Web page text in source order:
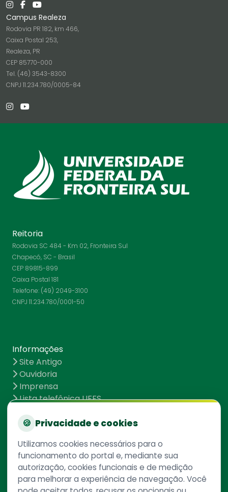
Campus Realeza
Rodovia PR 182, km 466,
Caixa Postal 253,
Realeza, PR
CEP 85770-000
Tel. (46) 3543-8300
CNPJ 11.234.780/0005-84
Reitoria
Rodovia SC 484 - Km 02, Fronteira Sul
Chapecó, SC - Brasil
CEP 89815-899
Caixa Postal 181
Telefone: (49) 2049-3100
CNPJ 11.234.780/0001-50
Informações
Site Antigo
Ouvidoria
Imprensa
Lista telefônica UFFS
UFFS contra o Aedes
Mapa do site
Redes Sociais
🍪 Privacidade e cookies
Utilizamos cookies necessários para o
funcionamento do portal e, mediante sua
autorização, cookies funcionais e de medição
para melhorar a experiência de navegação. Você